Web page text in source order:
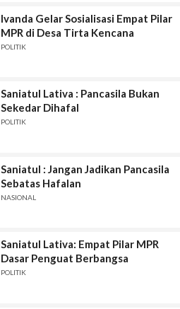
Ivanda Gelar Sosialisasi Empat Pilar
MPR di Desa Tirta Kencana
POLITIK
Saniatul Lativa : Pancasila Bukan
Sekedar Dihafal
POLITIK
Saniatul : Jangan Jadikan Pancasila
Sebatas Hafalan
NASIONAL
Saniatul Lativa: Empat Pilar MPR
Dasar Penguat Berbangsa
POLITIK